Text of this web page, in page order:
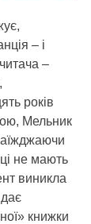
– і
–
років
Мельник
не мають
виникла
книжки